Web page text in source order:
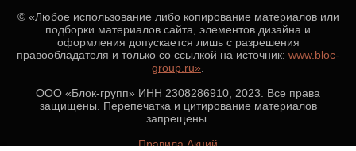
© «Любое использование либо копирование материалов или
подборки материалов сайта, элементов дизайна и
оформления допускается лишь с разрешения
правообладателя и только со ссылкой на источник: www.bloc-
group.ru».
ООО «Блок-групп» ИНН 2308286910, 2023. Все права
защищены. Перепечатка и цитирование материалов
запрещены.
Правила Акций